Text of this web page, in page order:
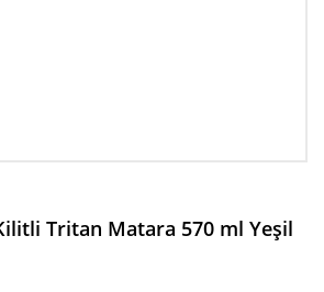
Tritan Matara 570 ml Yeşil